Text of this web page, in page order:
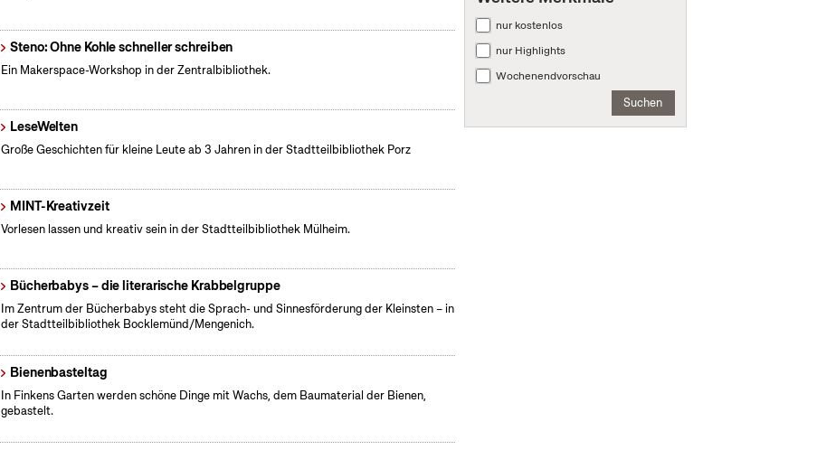
Steno: Ohne Kohle schneller schreiben
Ein Makerspace-Workshop in der Zentralbibliothek.
LeseWelten
Große Geschichten für kleine Leute ab 3 Jahren in der Stadtteilbibliothek Porz
MINT-Kreativzeit
Vorlesen lassen und kreativ sein in der Stadtteilbibliothek Mülheim.
Bücherbabys – die literarische Krabbelgruppe
Im Zentrum der Bücherbabys steht die Sprach- und Sinnesförderung der Kleinsten – in
der Stadtteilbibliothek Bocklemünd/Mengenich.
Bienenbasteltag
In Finkens Garten werden schöne Dinge mit Wachs, dem Baumaterial der Bienen,
gebastelt.
nur kostenlos
nur Highlights
Wochenendvorschau
Suchen